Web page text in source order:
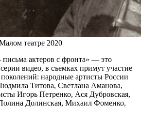
театре 2020
актеров с фронта» — это
видео, в съемках примут участие
поколений: народные артисты России
Титова, Светлана Аманова,
Игорь Петренко, Ася Дубровская,
Долинская, Михаил Фоменко,